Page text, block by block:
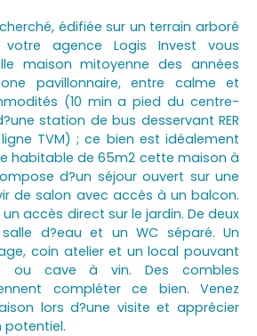
édifiée sur un terrain arboré
votre agence Logis Invest vous
maison mitoyenne des années
pavillonnaire, entre calme et
(10 min a pied du centre-
station de bus desservant RER
TVM) ; ce bien est idéalement
habitable de 65m2 cette maison à
d?un séjour ouvert sur une
de salon avec accès à un balcon.
accès direct sur le jardin. De deux
d?eau et un WC séparé. Un
coin atelier et un local pouvant
ou cave à vin. Des combles
compléter ce bien. Venez
lors d?une visite et apprécier
potentiel.